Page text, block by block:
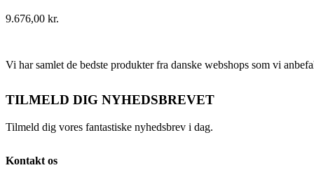
9.676,00 kr.
Vi har samlet de bedste produkter fra danske webshops som vi
TILMELD DIG NYHEDSBREVET
Tilmeld dig vores fantastiske nyhedsbrev i dag.
Kontakt os